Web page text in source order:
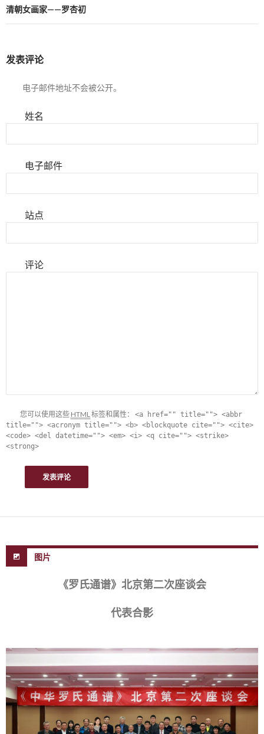
清朝女画家——罗杏初
发表评论
电子邮件地址不会被公开。
姓名
电子邮件
站点
评论
您可以使用这些 HTML标签和属性： <a href="" title=""> <abbr
title=""> <acronym title=""> <b> <blockquote cite=""> <cite>
<code> <del datetime=""> <em> <i> <q cite=""> <strike>
<strong>
图片
《罗氏通谱》北京第二次座谈会
代表合影